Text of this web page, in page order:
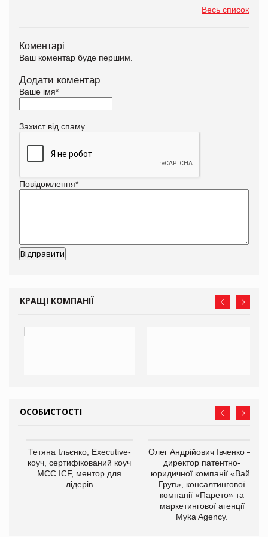
Весь список
Коментарі
Ваш коментар буде першим.
Додати коментар
Ваше імя*
Захист від спаму
Повідомлення*
КРАЩІ КОМПАНІЇ
ОСОБИСТОСТІ
Тетяна Ільєнко, Executive-
коуч, сертифікований коуч
МСС ICF, ментор для
лідерів
Олег Андрійович Івченко —
директор патентно-
юридичної компанії «Вайз
Груп», консалтингової
компанії «Парето» та
маркетингової агенції
Myka Agency.